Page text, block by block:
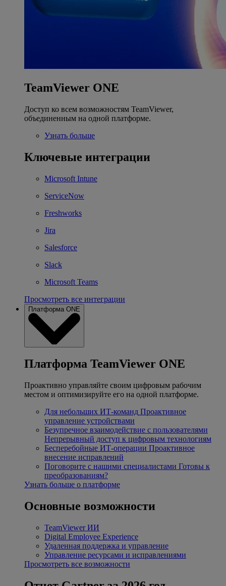
TeamViewer ONE
Доступ ко всем возможностям TeamViewer,
объединенным на одной платформе.
Узнать больше
Ключевые интеграции
Microsoft Intune
ServiceNow
Freshworks
Jira
Salesforce
Slack
Microsoft Teams
Просмотреть все интеграции
Платформа ONE
Платформа TeamViewer ONE
Проактивно управляйте своим цифровым рабочим
местом и оптимизируйте его на одной платформе.
Для небольших ИТ-команд Проактивное
управление устройствами
Безупречное взаимодействие с пользователями
Непрерывный доступ к цифровым технологиям
Бесперебойные ИТ-операции Проактивное
внесение исправлений
Поговорите с нашими специалистами Готовы к
преобразованиям?
Узнать больше о платформе
Основные возможности
TeamViewer ИИ
Digital Employee Experience
Удаленная поддержка и управление
Управление ресурсами и исправлениями
Просмотреть все возможности